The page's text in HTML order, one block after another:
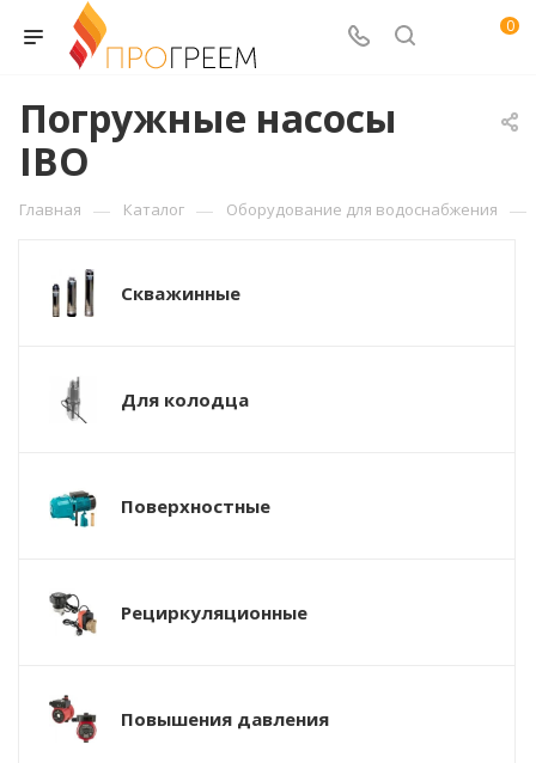
0
Погружные насосы
IBO
Главная — Каталог — Оборудование для водоснабжения —
Скважинные
Для колодца
Поверхностные
Рециркуляционные
Повышения давления